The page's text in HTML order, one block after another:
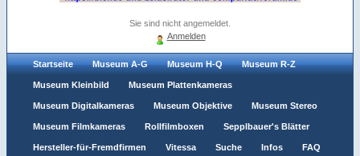
Sie sind nicht angemeldet.
Anmelden
Startseite Museum A-G Museum H-Q Museum R-Z
Museum Kleinbild Museum Plattenkameras
Museum Digitalkameras Museum Objektive Museum Stereo
Museum Filmkameras Rollfilmboxen Sepplbauer's Blätter
Hersteller-für-Fremdfirmen Vitessa Suche Infos FAQ